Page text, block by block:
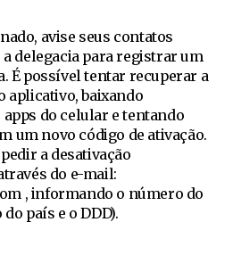
avise seus contatos
delegacia para registrar um
É possível tentar recuperar a
aplicativo, baixando
do celular e tentando
um novo código de ativação.
a desativação
do e-mail:
, informando o número do
país e o DDD).